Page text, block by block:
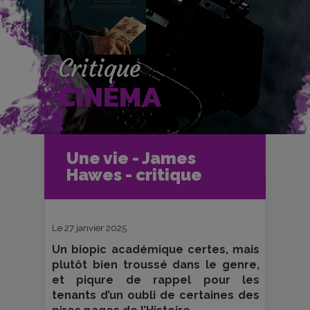
Critique
CINÉMA
Une vie - James
Hawes - critique
Accueil
Cinéma
Critiques et fiches films
Une vie - James Hawes - critique
Le 27 janvier 2025
Un biopic académique certes, mais
plutôt bien troussé dans le genre,
et piqure de rappel pour les
tenants d’un oubli de certaines des